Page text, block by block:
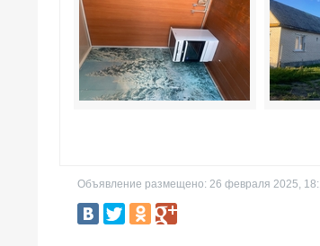
Объявление размещено: 26 февраля 2025,